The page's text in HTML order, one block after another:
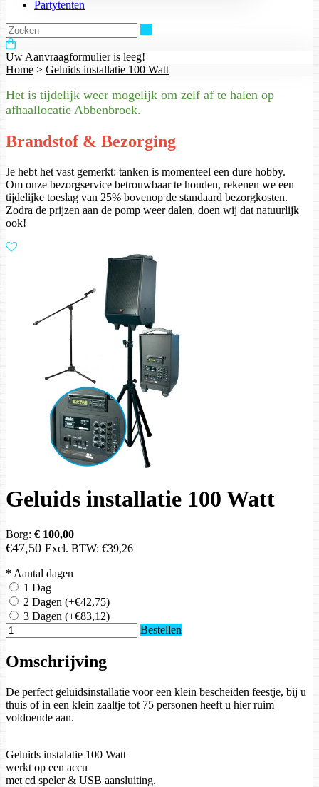
Partytenten
Uw Aanvraagformulier is leeg!
Home > Geluids installatie 100 Watt
Het is tijdelijk weer mogelijk om zelf af te halen op
afhaallocatie Abbenbroek.
Brandstof & Bezorging
Je hebt het vast gemerkt: tanken is momenteel een dure hobby.
Om onze bezorgservice betrouwbaar te houden, rekenen we een
tijdelijke toeslag van 25% bovenop de standaard bezorgkosten.
Zodra de prijzen aan de pomp weer dalen, doen wij dat natuurlijk
ook!
Geluids installatie 100 Watt
Borg: € 100,00
€47,50 Excl. BTW: €39,26
* Aantal dagen
1 Dag
2 Dagen (+€42,75)
3 Dagen (+€83,12)
Bestellen
Omschrijving
De perfect geluidsinstallatie voor een klein bescheiden feestje, bij u
thuis of in een klein zaaltje tot 75 personen heeft u hier ruim
voldoende aan.
Geluids instalatie 100 Watt
werkt op een accu
met cd speler & USB aansluiting.